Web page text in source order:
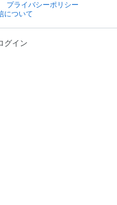
プライバシーポリシー
について
グイン